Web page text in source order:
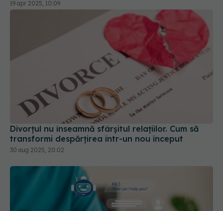
Divorțul nu înseamnă sfârșitul relațiilor. Cum să
transformi despărțirea într-un nou început
30 aug 2025, 20:02